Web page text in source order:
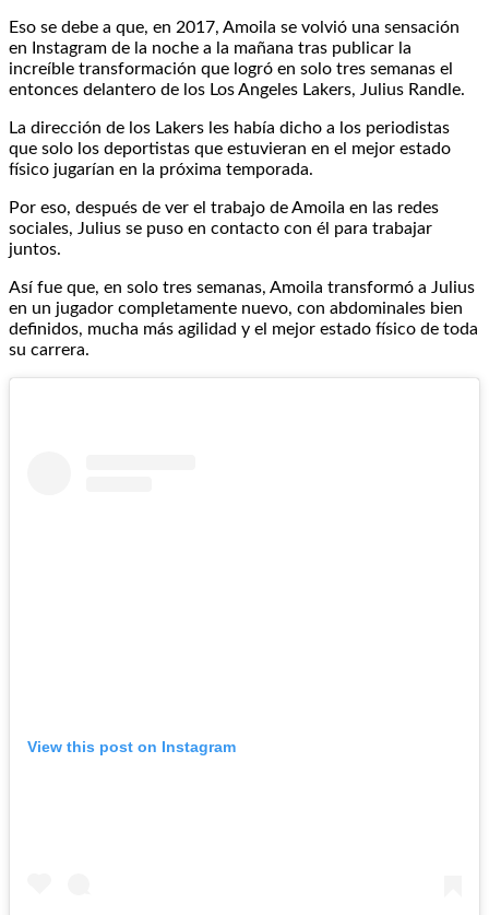
Eso se debe a que, en 2017, Amoila se volvió una sensación
en Instagram de la noche a la mañana tras publicar la
increíble transformación que logró en solo tres semanas el
entonces delantero de los Los Angeles Lakers, Julius Randle.
La dirección de los Lakers les había dicho a los periodistas
que solo los deportistas que estuvieran en el mejor estado
físico jugarían en la próxima temporada.
Por eso, después de ver el trabajo de Amoila en las redes
sociales, Julius se puso en contacto con él para trabajar
juntos.
Así fue que, en solo tres semanas, Amoila transformó a Julius
en un jugador completamente nuevo, con abdominales bien
definidos, mucha más agilidad y el mejor estado físico de toda
su carrera.
View this post on Instagram